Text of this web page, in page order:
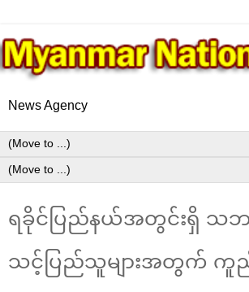
News Agency
ရခိုင်ပြည်နယ်အတွင်းရှိ သ
သင့်ပြည်သူများအတွက်